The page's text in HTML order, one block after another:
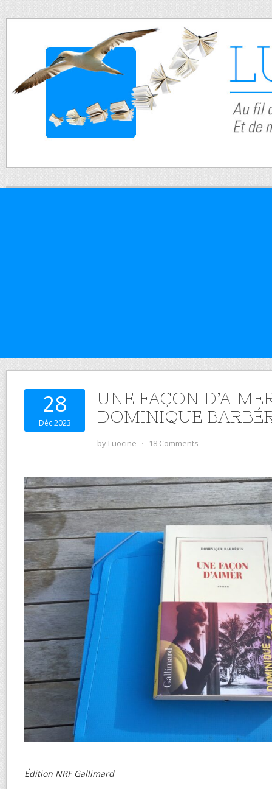
28
Déc 2023
UNE FAÇON
DOMINIQUE
by Luocine ⋅ 18 Comments
Édition NRF Gallimard